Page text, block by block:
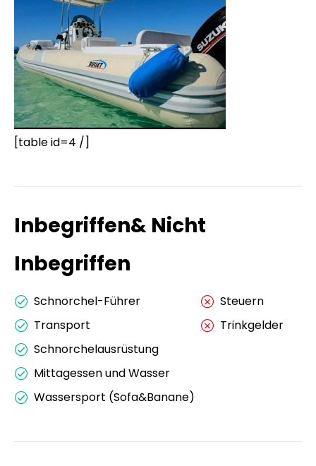
[table id=4 /]
Inbegriffen& Nicht
Inbegriffen
Schnorchel-Führer
Transport
Schnorchelausrüstung
Mittagessen und Wasser
Wassersport (Sofa&Banane)
Steuern
Trinkgelder